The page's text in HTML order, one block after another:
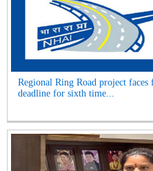
Regional Ring Road project
deadline for sixth time...